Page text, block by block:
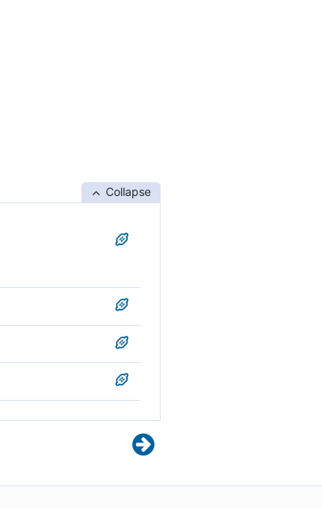
Collapse